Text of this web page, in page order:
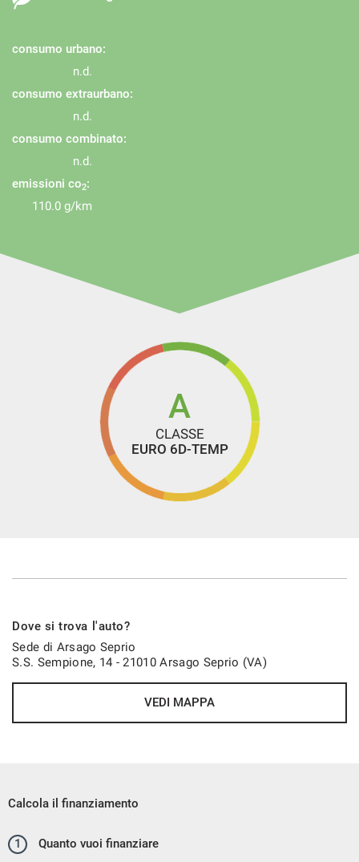
consumo urbano:
n.d.
consumo extraurbano:
n.d.
consumo combinato:
n.d.
emissioni co2:
110.0 g/km
A
CLASSE
EURO 6D-TEMP
Dove si trova l'auto?
Sede di Arsago Seprio
S.S. Sempione, 14 - 21010 Arsago Seprio (VA)
VEDI MAPPA
Calcola il finanziamento
1 Quanto vuoi finanziare